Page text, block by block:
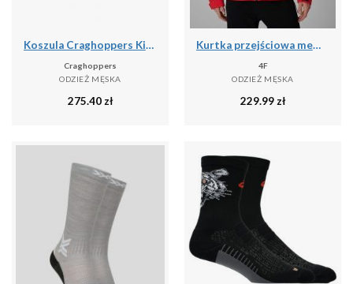
Koszula Craghoppers Kiwi
Craghoppers
ODZIEŻ MĘSKA
275.40zł
Kurtka przejściowa membrana 5000 męska 4F 4FWSS26TTJAM1120
4F
ODZIEŻ MĘSKA
229.99zł